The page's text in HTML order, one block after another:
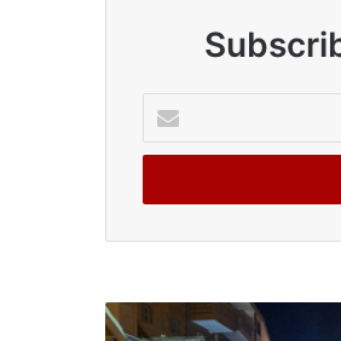
your
Email